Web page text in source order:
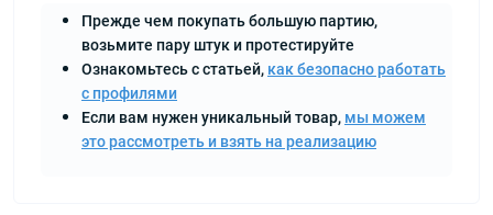
Прежде чем покупать большую партию,
возьмите пару штук и протестируйте
Ознакомьтесь с статьей, как безопасно работать
с профилями
Если вам нужен уникальный товар, мы можем
это рассмотреть и взять на реализацию